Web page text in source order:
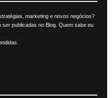
marketing e novos negócios?
publicadas no Blog. Quem sabe eu